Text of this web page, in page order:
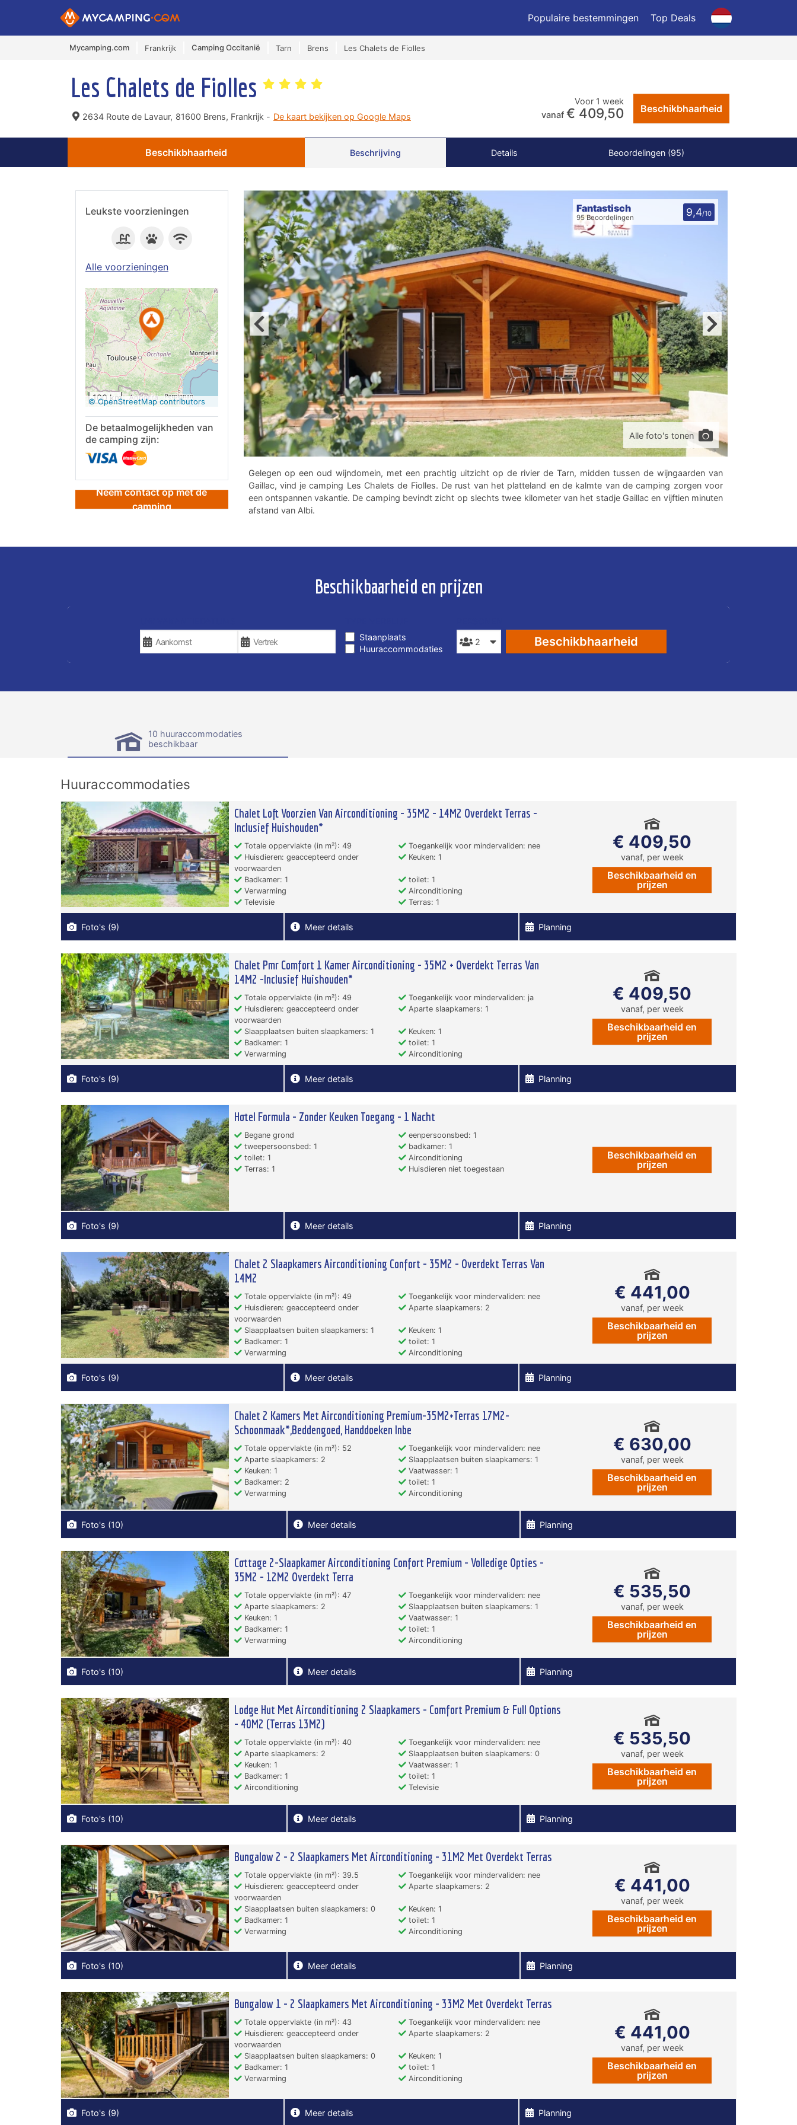
Populaire bestemmingen Top Deals
Mycamping.com Frankrijk Camping Occitanië Tarn Brens Les Chalets de Fiolles
Les Chalets de Fiolles
2634 Route de Lavaur, 81600 Brens, Frankrijk - De kaart bekijken op Google Maps
Voor 1 week
vanaf € 409,50 Beschikbhaarheid
Beschikbhaarheid Beschrijving Details Beoordelingen (95)
Leukste voorzieningen
Alle voorzieningen
Op Google
Maps
bekijken
100 km
© OpenStreetMap contributors
De betaalmogelijkheden van
de camping zijn:
Neem contact op met de
camping
Alle foto's tonen
Fantastisch
95 Beoordelingen 9,4/10
Gelegen op een oud wijndomein, met een prachtig uitzicht op de rivier de Tarn, midden tussen de wijngaarden van
Gaillac, vind je camping Les Chalets de Fiolles. De rust van het platteland en de kalmte van de camping zorgen voor
een ontspannen vakantie. De camping bevindt zicht op slechts twee kilometer van het stadje Gaillac en vijftien minuten
afstand van Albi.
Beschikbaarheid en prijzen
Staanplaats
Huuraccommodaties
Beschikbhaarheid
10 huuraccommodaties
beschikbaar
Huuraccommodaties
Chalet Loft Voorzien Van Airconditioning - 35M2 - 14M2 Overdekt Terras -
Inclusief Huishouden*
Totale oppervlakte (in m²): 49
Toegankelijk voor mindervaliden: nee
Huisdieren: geaccepteerd onder
voorwaarden
Keuken: 1
Badkamer: 1
toilet: 1
Verwarming
Airconditioning
Televisie
Terras: 1
€ 409,50
vanaf, per week
Beschikbaarheid en
prijzen
Foto's (9) Meer details Planning
Chalet Pmr Comfort 1 Kamer Airconditioning - 35M2 + Overdekt Terras Van
14M2 -Inclusief Huishouden*
Totale oppervlakte (in m²): 49
Toegankelijk voor mindervaliden: ja
Huisdieren: geaccepteerd onder
voorwaarden
Aparte slaapkamers: 1
Slaapplaatsen buiten slaapkamers: 1
Keuken: 1
Badkamer: 1
toilet: 1
Verwarming
Airconditioning
€ 409,50
vanaf, per week
Beschikbaarheid en
prijzen
Foto's (9) Meer details Planning
Hotel Formula - Zonder Keuken Toegang - 1 Nacht
Begane grond
eenpersoonsbed: 1
tweepersoonsbed: 1
badkamer: 1
toilet: 1
Airconditioning
Terras: 1
Huisdieren niet toegestaan
Beschikbaarheid en
prijzen
Foto's (9) Meer details Planning
Chalet 2 Slaapkamers Airconditioning Confort - 35M2 - Overdekt Terras Van
14M2
Totale oppervlakte (in m²): 49
Toegankelijk voor mindervaliden: nee
Huisdieren: geaccepteerd onder
voorwaarden
Aparte slaapkamers: 2
Slaapplaatsen buiten slaapkamers: 1
Keuken: 1
Badkamer: 1
toilet: 1
Verwarming
Airconditioning
€ 441,00
vanaf, per week
Beschikbaarheid en
prijzen
Foto's (9) Meer details Planning
Chalet 2 Kamers Met Airconditioning Premium-35M2+Terras 17M2-
Schoonmaak*,Beddengoed, Handdoeken Inbe
Totale oppervlakte (in m²): 52
Toegankelijk voor mindervaliden: nee
Aparte slaapkamers: 2
Slaapplaatsen buiten slaapkamers: 1
Keuken: 1
Vaatwasser: 1
Badkamer: 2
toilet: 1
Verwarming
Airconditioning
€ 630,00
vanaf, per week
Beschikbaarheid en
prijzen
Foto's (10) Meer details Planning
Cottage 2-Slaapkamer Airconditioning Confort Premium - Volledige Opties -
35M2 - 12M2 Overdekt Terra
Totale oppervlakte (in m²): 47
Toegankelijk voor mindervaliden: nee
Aparte slaapkamers: 2
Slaapplaatsen buiten slaapkamers: 1
Keuken: 1
Vaatwasser: 1
Badkamer: 1
toilet: 1
Verwarming
Airconditioning
€ 535,50
vanaf, per week
Beschikbaarheid en
prijzen
Foto's (10) Meer details Planning
Lodge Hut Met Airconditioning 2 Slaapkamers - Comfort Premium & Full Options
- 40M2 (Terras 13M2)
Totale oppervlakte (in m²): 40
Toegankelijk voor mindervaliden: nee
Aparte slaapkamers: 2
Slaapplaatsen buiten slaapkamers: 0
Keuken: 1
Vaatwasser: 1
Badkamer: 1
toilet: 1
Airconditioning
Televisie
€ 535,50
vanaf, per week
Beschikbaarheid en
prijzen
Foto's (10) Meer details Planning
Bungalow 2 - 2 Slaapkamers Met Airconditioning - 31M2 Met Overdekt Terras
Totale oppervlakte (in m²): 39.5
Toegankelijk voor mindervaliden: nee
Huisdieren: geaccepteerd onder
voorwaarden
Aparte slaapkamers: 2
Slaapplaatsen buiten slaapkamers: 0
Keuken: 1
Badkamer: 1
toilet: 1
Verwarming
Airconditioning
€ 441,00
vanaf, per week
Beschikbaarheid en
prijzen
Foto's (10) Meer details Planning
Bungalow 1 - 2 Slaapkamers Met Airconditioning - 33M2 Met Overdekt Terras
Totale oppervlakte (in m²): 43
Toegankelijk voor mindervaliden: nee
Huisdieren: geaccepteerd onder
voorwaarden
Aparte slaapkamers: 2
Slaapplaatsen buiten slaapkamers: 0
Keuken: 1
Badkamer: 1
toilet: 1
Verwarming
Airconditioning
€ 441,00
vanaf, per week
Beschikbaarheid en
prijzen
Foto's (9) Meer details Planning